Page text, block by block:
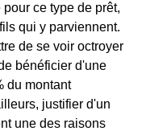
ce type de prêt,
qui y parviennent.
de se voir octroyer
bénéficier d'une
du montant
justifier d'un
une des raisons